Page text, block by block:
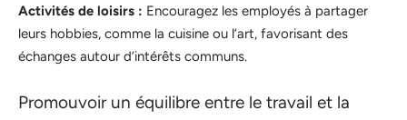
Activités de loisirs : Encouragez les employés à partager
leurs hobbies, comme la cuisine ou l’art, favorisant des
échanges autour d’intérêts communs.
Promouvoir un équilibre entre le travail et la